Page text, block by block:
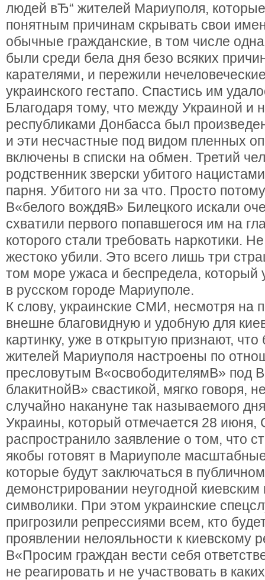
людей вЂ“ жителей Мариуполя,
понятным причинам скрывать свои
обычные гражданские, в том числе
были среди бела дня безо всяких
карателями, и пережили
украинского гестапо. Спастись им
Благодаря тому, что между Украиной и
республиками Донбасса был
и эти несчастные под видом пленных
включены в списки на обмен. Третий
родственник зверски убитого
парня. Убитого ни за что. Просто
В«белого вождяВ» Билецкого искали
схватили первого попавшегося им на
которого стали требовать наркотики.
жестоко убили. Это всего лишь три
том море ужаса и беспредела, который
в русском городе Мариуполе.
К слову, украинские СМИ, несмотря на
внешне благовидную и удобную для
картинку, уже в открытую признают,
жителей Мариуполя настроены по
пресловутым В«освободителямВ» под
блакитнойВ» свастикой, мягко говоря,
случайно накануне так называемого
Украины, который отмечается 28 июня,
распространило заявление о том, что
якобы готовят в Мариуполе
которые будут заключаться в публичном
демонстрировании неугодной
символики. При этом украинские
пригрозили репрессиями всем, кто
проявлении нелояльности к киевскому
В«Просим граждан вести себя
не реагировать и не участвовать в